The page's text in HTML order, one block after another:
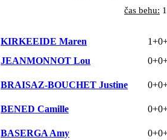
čas behu:
KIRKEEIDE Maren
JEANMONNOT Lou
BRAISAZ-BOUCHET Justine
BENED Camille
BASERGA Amy